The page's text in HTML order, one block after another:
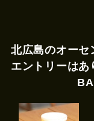
北広島のオーセ
エントリーは